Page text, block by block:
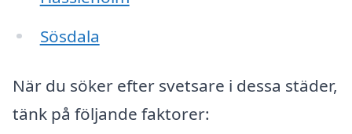
Sösdala
När du söker efter svetsare i dessa städer,
tänk på följande faktorer: